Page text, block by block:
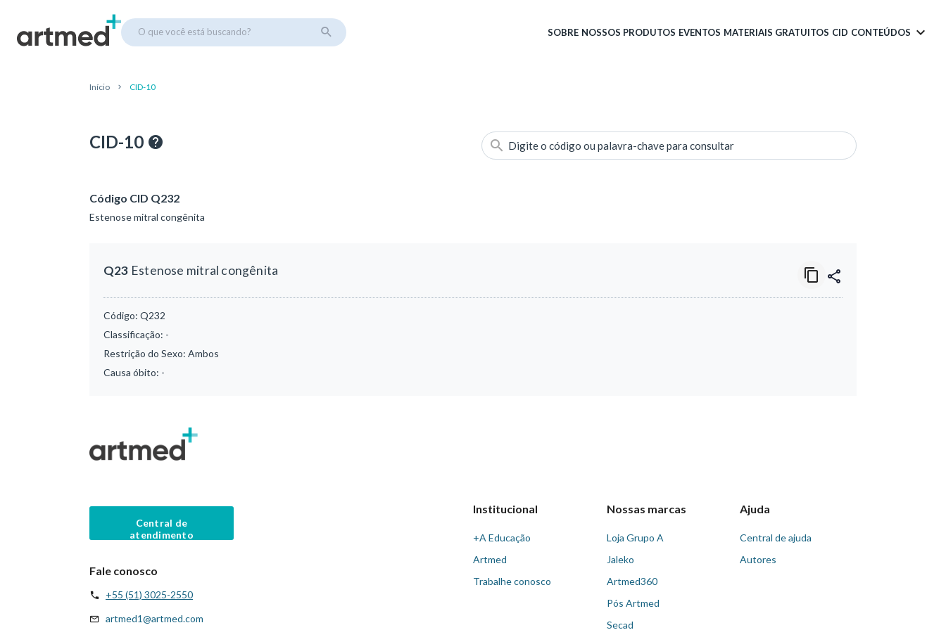
O que você está buscando? SOBRE NOSSOS PRODUTOS EVENTOS MATERIAIS GRATUITOS CID CONTEÚDOS
Início CID-10
CID-10 Digite o código ou palavra-chave para consultar
Código CID Q232
Estenose mitral congênita
Q23 Estenose mitral congênita
Código: Q232
Classificação: -
Restrição do Sexo: Ambos
Causa óbito: -
Central de
atendimento
Fale conosco
+55 (51) 3025-2550
artmed1@artmed.com
Institucional
+A Educação
Artmed
Trabalhe conosco
Nossas marcas
Loja Grupo A
Jaleko
Artmed360
Pós Artmed
Secad
Ajuda
Central de ajuda
Autores